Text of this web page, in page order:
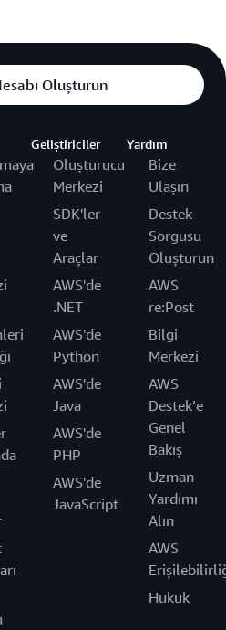
Oluşturun
Geliştiriciler
Oluşturucu
Merkezi
SDK'ler
ve
Araçlar
AWS'de
.NET
AWS'de
Python
AWS'de
Java
AWS'de
PHP
AWS'de
JavaScript
Yardım
Bize
Ulaşın
Destek
Sorgusu
Oluşturun
AWS
re:Post
Bilgi
Merkezi
AWS
Destek’e
Genel
Bakış
Uzman
Yardımı
Alın
AWS
Hukuk